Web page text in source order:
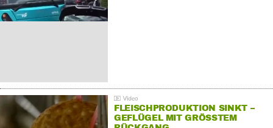
FLEISCHPRODUKTION SINKT –
GEFLÜGEL MIT GRÖSSTEM R